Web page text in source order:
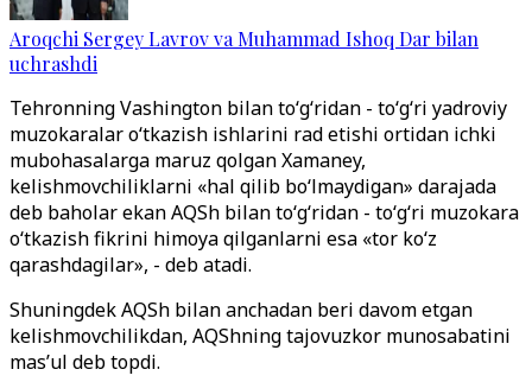
Aroqchi Sergey Lavrov va Muhammad Ishoq Dar bilan
uchrashdi
Tehronning Vashington bilan to‘g‘ridan - to‘g‘ri yadroviy
muzokaralar o‘tkazish ishlarini rad etishi ortidan ichki
mubohasalarga maruz qolgan Xamaney,
kelishmovchiliklarni «hal qilib bo‘lmaydigan» darajada
deb baholar ekan AQSh bilan to‘g‘ridan - to‘g‘ri muzokara
o‘tkazish fikrini himoya qilganlarni esa «tor ko‘z
qarashdagilar», - deb atadi.
Shuningdek AQSh bilan anchadan beri davom etgan
kelishmovchilikdan, AQShning tajovuzkor munosabatini
mas’ul deb topdi.